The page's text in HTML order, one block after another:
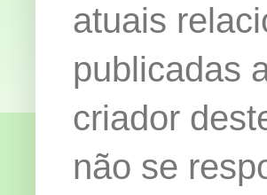
atuais
publicadas
criador
não se